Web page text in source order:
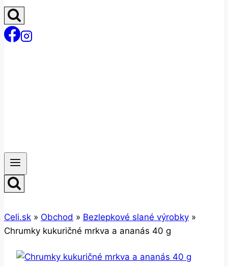
Celi.sk » Obchod » Bezlepkové slané výrobky »
Chrumky kukuričné mrkva a ananás 40 g